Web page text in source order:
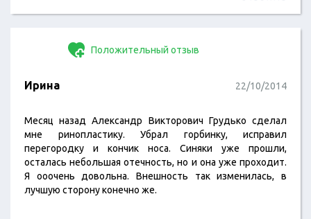
Положительный отзыв
Ирина 22/10/2014
Месяц назад Александр Викторович Грудько сделал
мне ринопластику. Убрал горбинку, исправил
перегородку и кончик носа. Синяки уже прошли,
осталась небольшая отечность, но и она уже проходит.
Я ооочень довольна. Внешность так изменилась, в
лучшую сторону конечно же.